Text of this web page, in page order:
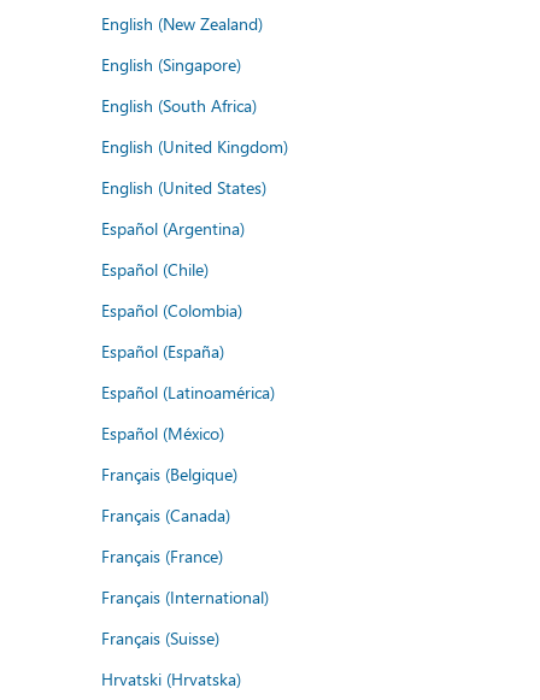
English (New Zealand)
English (Singapore)
English (South Africa)
English (United Kingdom)
English (United States)
Español (Argentina)
Español (Chile)
Español (Colombia)
Español (España)
Español (Latinoamérica)
Español (México)
Français (Belgique)
Français (Canada)
Français (France)
Français (International)
Français (Suisse)
Hrvatski (Hrvatska)